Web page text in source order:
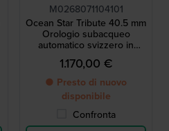
M0268071104101
Ocean Star Tribute 40.5 mm
Orologio subacqueo
automatico svizzero in
acciaio inossidabile con
cinturino supplementare
1.170,00 €
● Presto di nuovo
disponibile
Confronta